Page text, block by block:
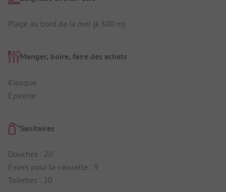
Plage au bord de la mer (à 300 m)
Manger, boire, faire des achats
Kiosque
Épicerie
Sanitaires
Douches : 20
Éviers pour la vaisselle : 9
Toilettes : 20